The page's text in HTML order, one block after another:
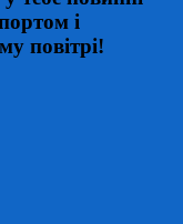
і
повітрі!